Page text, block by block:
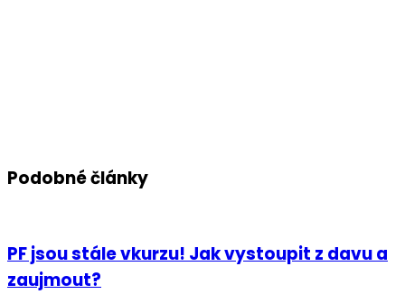
Podobné články
PF jsou stále vkurzu! Jak vystoupit z davu a
zaujmout?